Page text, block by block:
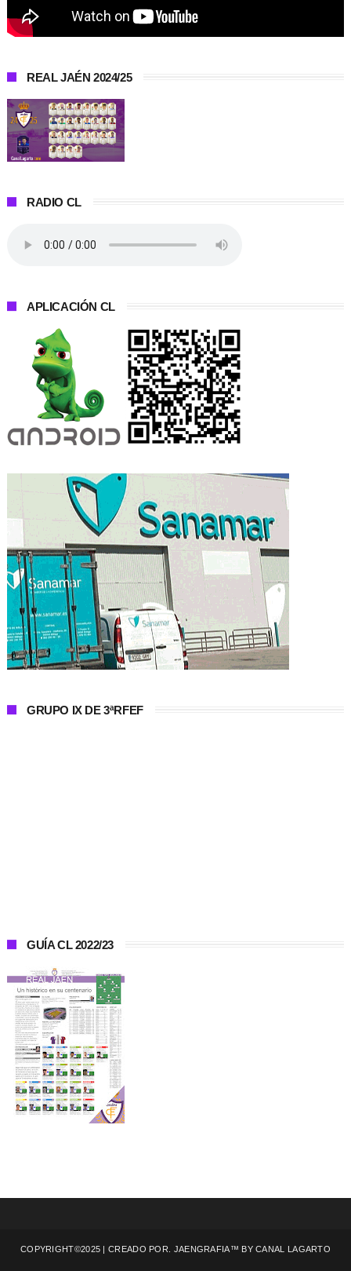
REAL JAÉN 2024/25
RADIO CL
APLICACIÓN CL
GRUPO IX DE 3ªRFEF
GUÍA CL 2022/23
COPYRIGHT©2025 | CREADO POR. JAENGRAFIA™ BYCANAL LAGARTO